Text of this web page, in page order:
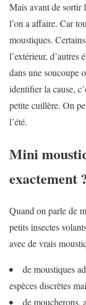
Mais avant de sortir
l’on a affaire. Car
moustiques.
l’extérieur, d’autres
dans une soucoupe
identifier la cause,
petite cuillère. On
l’été.
Mini
exactement
Quand on parle de
petits insectes
avec de vrais
de moustiques
espèces discrètes
de moucherons,